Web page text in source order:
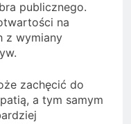
publicznego.
na
z wymiany
zachęcić do
a tym samym